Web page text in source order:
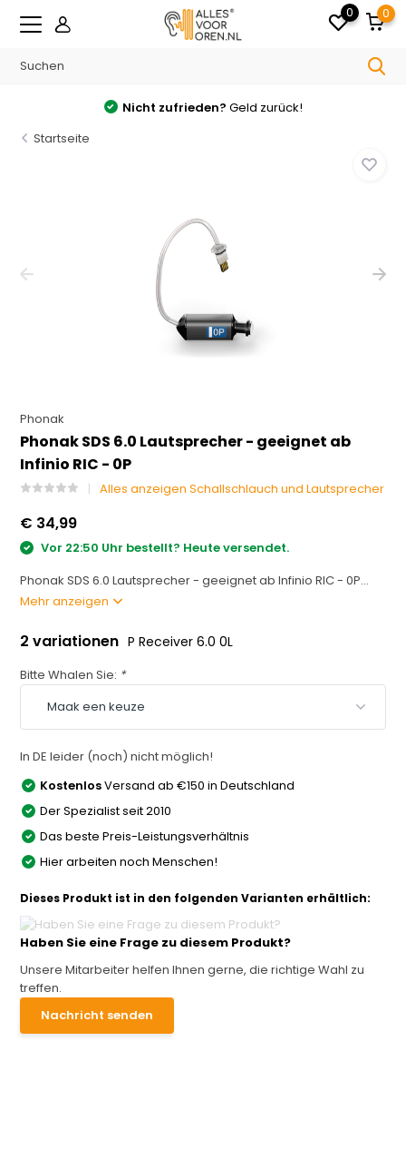
0 0
Nicht zufrieden? Geld zurück!
Startseite
Phonak
Phonak SDS 6.0 Lautsprecher - geeignet ab
Infinio RIC - 0P
Alles anzeigen Schallschlauch und Lautsprecher
€ 34,99
Vor 22:50 Uhr bestellt? Heute versendet.
Phonak SDS 6.0 Lautsprecher - geeignet ab Infinio RIC - 0P...
Mehr anzeigen
2 variationen P Receiver 6.0 0L
Bitte Whalen Sie: *
In DE leider (noch) nicht möglich!
KostenlosVersand ab €150 in Deutschland
Der Spezialist seit 2010
Das beste Preis-Leistungsverhältnis
Hier arbeiten noch Menschen!
Dieses Produkt ist in den folgenden Varianten erhältlich:
Haben Sie eine Frage zu diesem Produkt?
Unsere Mitarbeiter helfen Ihnen gerne, die richtige Wahl zu
treffen.
Nachricht senden